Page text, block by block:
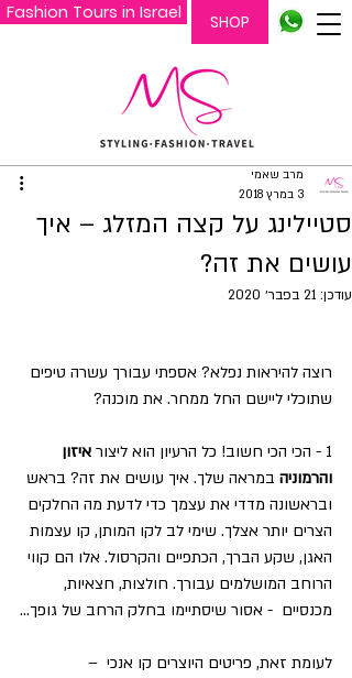
Fashion Tours in Israel SHOP
סטיילינג על קצה המזלג – איך
עושים את זה?
מרב שאמי
3 במרץ 2018
עודכן: 21 בפבר׳ 2020
רוצה להיראות נפלא? אספתי עבורך עשרה טיפים
שתוכלי ליישם החל ממחר. את מוכנה?
1 - הכי הכי חשוב! כל הרעיון הוא ליצור
איזון
והרמוניה במראה שלך. איך עושים את זה? בראש
ובראשונה מדדי את עצמך כדי לדעת מה החלקים
הצרים יותר אצלך. שימי לב לקו המותן, קו עצמות
האגן, שקע הברך, הכתפיים והקרסול. אלו הם קווי
הרוחב המושלמים עבורך. חולצות, חצאיות,
מכנסיים  - אסור שיסתיימו בחלק הרחב של גופך...
לעומת זאת, פריטים היוצרים קו אנכי  –